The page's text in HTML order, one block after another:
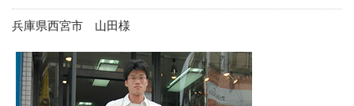
兵庫県西宮市 山田様